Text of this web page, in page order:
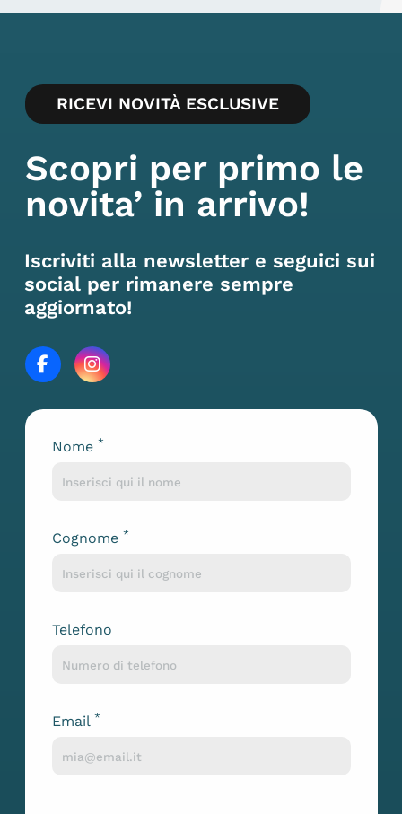
RICEVI NOVITÀ ESCLUSIVE
Scopri per primo le
novita’ in arrivo!
Iscriviti alla newsletter e seguici sui
social per rimanere sempre
aggiornato!
Lascia questo campo vuoto
Nome *
Cognome *
Telefono
Email *